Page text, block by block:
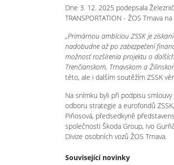
Dne 3. 12. 2025 podepsala
TRANSPORTATION - ŽOS Trnava
„Primárnou ambíciou ZSSK je
nadobudne až po zabezpečení
možnosť rozšírenia projektu o
Trenčianskom, Trnavskom a
této, ale i dalším soutěžím ZSSK
Na snímku byli při podpisu
odboru strategie a eurofondů
Piňosová, předsedkyně
společnosti Škoda Group, Ivo
Divize osobních vozů ŽOS Trnava.
Související novinky